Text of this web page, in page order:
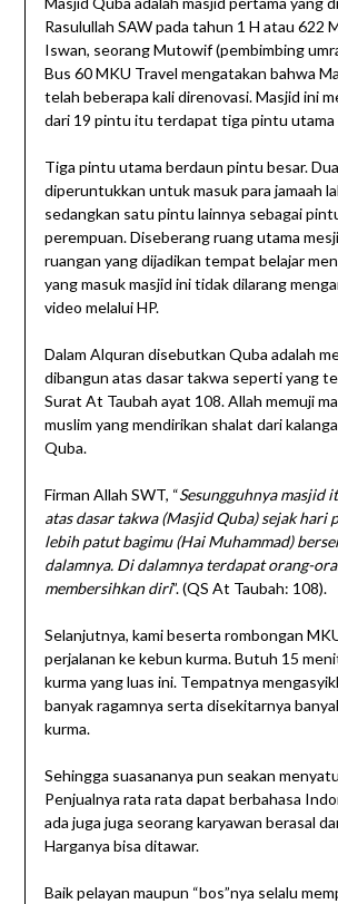
Rasulullah SAW pada tahun 1 H atau 622
Iswan, seorang Mutowif (pembimbing
Bus 60 MKU Travel mengatakan bahwa
telah beberapa kali direnovasi. Masjid ini
dari 19 pintu itu terdapat tiga pintu utama
Tiga pintu utama berdaun pintu besar.
diperuntukkan untuk masuk para jamaah
sedangkan satu pintu lainnya sebagai
perempuan. Diseberang ruang utama
ruangan yang dijadikan tempat belajar
yang masuk masjid ini tidak dilarang
video melalui HP.
Dalam Alquran disebutkan Quba adalah
dibangun atas dasar takwa seperti yang
Surat At Taubah ayat 108. Allah memuji
muslim yang mendirikan shalat dari
Quba.
Firman Allah SWT, “Sesungguhnya masjid
atas dasar takwa (Masjid Quba) sejak hari
lebih patut bagimu (Hai Muhammad)
dalamnya. Di dalamnya terdapat orang-
membersihkan diri”. (QS At Taubah: 108).
Selanjutnya, kami beserta rombongan
perjalanan ke kebun kurma. Butuh 15
kurma yang luas ini. Tempatnya
banyak ragamnya serta disekitarnya
kurma.
Sehingga suasananya pun seakan
Penjualnya rata rata dapat berbahasa
ada juga juga seorang karyawan berasal
Harganya bisa ditawar.
Baik pelayan maupun “bos”nya selalu